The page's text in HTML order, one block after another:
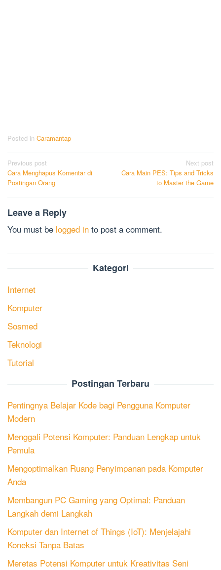
Posted in Caramantap
Post
navigation
Previous post
Cara Menghapus Komentar di
Postingan Orang
Next post
Cara Main PES: Tips and Tricks
to Master the Game
Leave a Reply
You must be logged in to post a comment.
Kategori
Internet
Komputer
Sosmed
Teknologi
Tutorial
Postingan Terbaru
Pentingnya Belajar Kode bagi Pengguna Komputer
Modern
Menggali Potensi Komputer: Panduan Lengkap untuk
Pemula
Mengoptimalkan Ruang Penyimpanan pada Komputer
Anda
Membangun PC Gaming yang Optimal: Panduan
Langkah demi Langkah
Komputer dan Internet of Things (IoT): Menjelajahi
Koneksi Tanpa Batas
Meretas Potensi Komputer untuk Kreativitas Seni